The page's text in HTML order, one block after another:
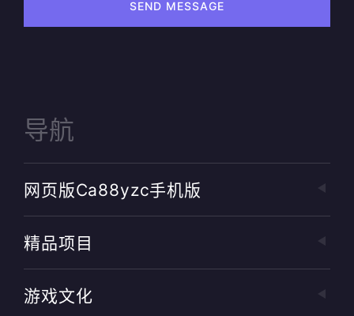
SEND MESSAGE
导航
网页版ca88yzc手机版
精品项目
游戏文化